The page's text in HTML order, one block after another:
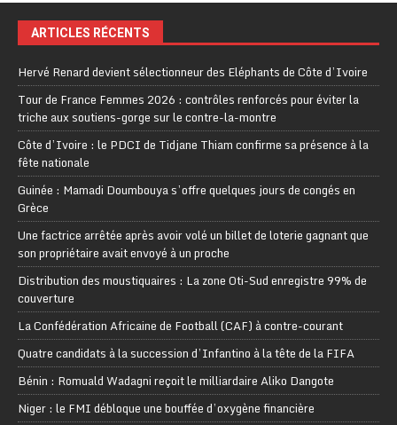
ARTICLES RÉCENTS
Hervé Renard devient sélectionneur des Eléphants de Côte d’Ivoire
Tour de France Femmes 2026 : contrôles renforcés pour éviter la
triche aux soutiens-gorge sur le contre-la-montre
Côte d’Ivoire : le PDCI de Tidjane Thiam confirme sa présence à la
fête nationale
Guinée : Mamadi Doumbouya s’offre quelques jours de congés en
Grèce
Une factrice arrêtée après avoir volé un billet de loterie gagnant que
son propriétaire avait envoyé à un proche
Distribution des moustiquaires : La zone Oti-Sud enregistre 99% de
couverture
La Confédération Africaine de Football (CAF) à contre-courant
Quatre candidats à la succession d’Infantino à la tête de la FIFA
Bénin : Romuald Wadagni reçoit le milliardaire Aliko Dangote
Niger : le FMI débloque une bouffée d’oxygène financière